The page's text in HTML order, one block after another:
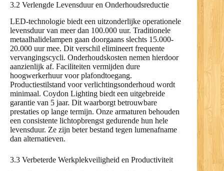
3.2 Verlengde Levensduur en Onderhoudsreductie
LED-technologie biedt een uitzonderlijke operationele
levensduur van meer dan 100.000 uur. Traditionele
metaalhalidelampen gaan doorgaans slechts 15.000-
20.000 uur mee. Dit verschil elimineert frequente
vervangingscycli. Onderhoudskosten nemen hierdoor
aanzienlijk af. Faciliteiten vermijden dure
hoogwerkerhuur voor plafondtoegang.
Productiestilstand voor verlichtingsonderhoud wordt
minimaal. Coydon Lighting biedt een uitgebreide
garantie van 5 jaar. Dit waarborgt betrouwbare
prestaties op lange termijn. Onze armaturen behouden
een consistente lichtopbrengst gedurende hun hele
levensduur. Ze zijn beter bestand tegen lumenafname
dan alternatieven.
3.3 Verbeterde Werkplekveiligheid en Productiviteit